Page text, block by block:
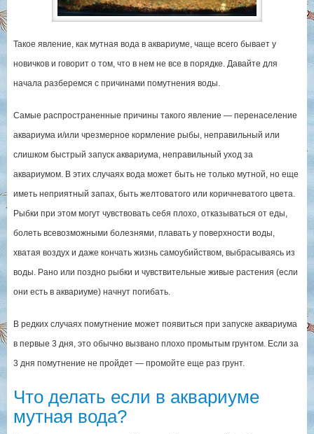
Такое явление, как мутная вода в аквариуме, чаще всего бывает у
новичков и говорит о том, что в нем не все в порядке. Давайте для
начала разберемся с причинами помутнения воды.
Самые распространенные причины такого явление — перенаселение
аквариума и/или чрезмерное кормление рыбы, неправильный или
слишком быстрый запуск аквариума, неправильный уход за
аквариумом. В этих случаях вода может быть не только мутной, но еще
иметь неприятный запах, быть желтоватого или коричневатого цвета.
Рыбки при этом могут чувствовать себя плохо, отказываться от еды,
болеть всевозможными болезнями, плавать у поверхности воды,
хватая воздух и даже кончать жизнь самоубийством, выбрасываясь из
воды. Рано или поздно рыбки и чувствительные живые растения (если
они есть в аквариуме) начнут погибать.
В редких случаях помутнение может появиться при запуске аквариума
в первые 3 дня, это обычно вызвано плохо промытым грунтом. Если за
3 дня помутнение не пройдет — промойте еще раз грунт.
Что делать если в аквариуме
мутная вода?